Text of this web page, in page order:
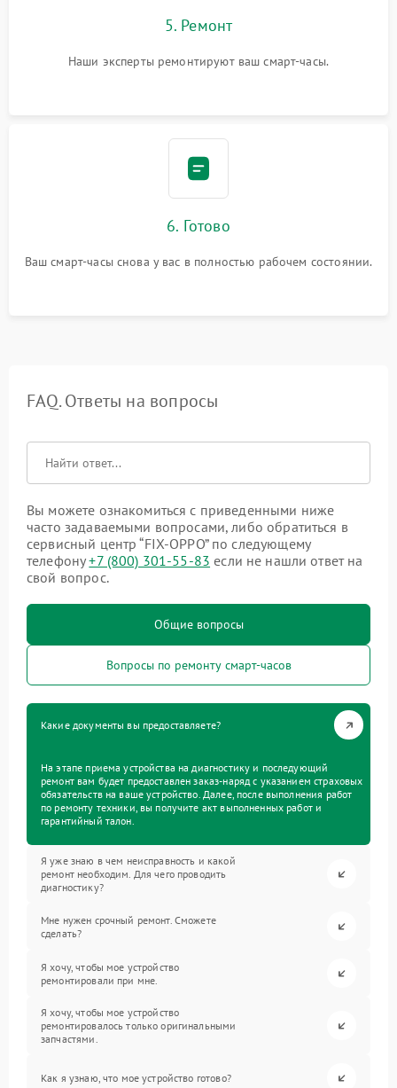
5. Ремонт
Наши эксперты ремонтируют ваш смарт-часы.
6. Готово
Ваш смарт-часы снова у вас в полностью рабочем состоянии.
FAQ. Ответы на вопросы
Вы можете ознакомиться с приведенными ниже
часто задаваемыми вопросами, либо обратиться в
сервисный центр “FIX-OPPO” по следующему
телефону+7 (800) 301-55-83 если не нашли ответ на
свой вопрос.
Общие вопросы
Вопросы по ремонту смарт-часов
Какие документы вы предоставляете?
На этапе приема устройства на диагностику и последующий
ремонт вам будет предоставлен заказ-наряд с указанием страховых
обязательств на ваше устройство. Далее, после выполнения работ
по ремонту техники, вы получите акт выполненных работ и
гарантийный талон.
Я уже знаю в чем неисправность и какой
ремонт необходим. Для чего проводить
диагностику?
Мне нужен срочный ремонт. Сможете
сделать?
Я хочу, чтобы мое устройство
ремонтировали при мне.
Я хочу, чтобы мое устройство
ремонтировалось только оригинальными
запчастями.
Как я узнаю, что мое устройство готово?